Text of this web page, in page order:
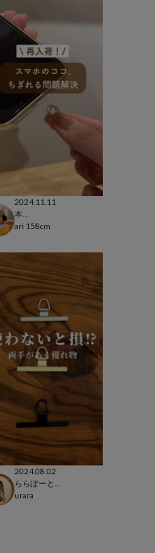
2024.11.11
本部
ari 158cm
2024.08.02
urara